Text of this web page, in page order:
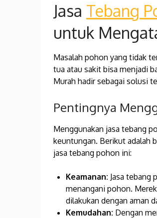
Jasa Tebang
untuk
Masalah pohon yang tidak
tua atau sakit bisa menjadi
Murah hadir sebagai solusi
Pentingnya
Menggunakan jasa tebang
keuntungan. Berikut adalah
jasa tebang pohon ini:
Keamanan: Jasa tebang
menangani pohon.
dilakukan dengan aman
Kemudahan: Dengan